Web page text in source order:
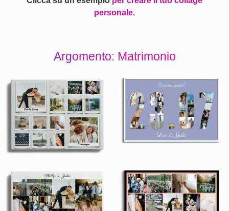
personale.
Argomento: Matrimonio